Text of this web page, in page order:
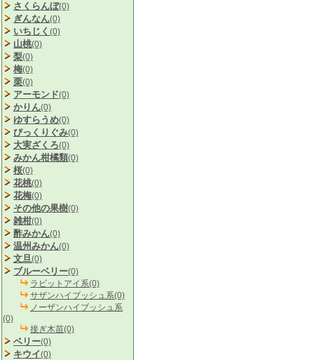
さくらんぼ(0)
ぎんなん(0)
いちじく (0)
山桃(0)
梨(0)
梅(0)
栗(0)
アーモンド(0)
かりん(0)
ゆすらうめ(0)
びっくりぐみ(0)
大実ざくろ(0)
みかん柑橘類(0)
桜(0)
花桃(0)
花梅(0)
その他の果樹(0)
雑柑(0)
酢みかん(0)
温州みかん(0)
文旦(0)
ブルーベリー(0)
ラビットアイ系(0)
サザンハイブッシュ系(0)
ノーザンハイブッシュ系
(0)
接ぎ木苗(0)
ベリー(0)
キウイ(0)